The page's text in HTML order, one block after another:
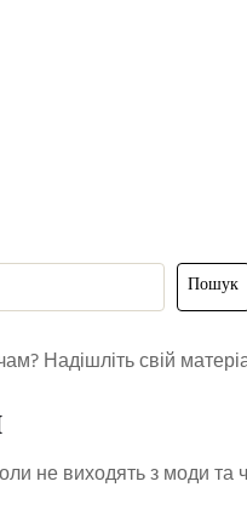
Пошук
Надішліть свій
не виходять з моди